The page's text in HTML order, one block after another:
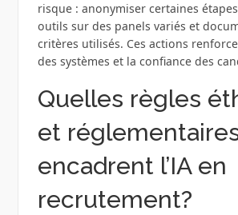
risque : anonymiser certaines
outils sur des panels variés et
critères utilisés. Ces actions
des systèmes et la confiance des
Quelles règles
et
encadrent l’IA en
recrutement?